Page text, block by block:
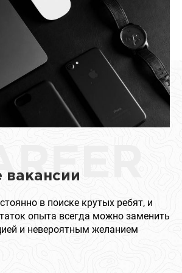
в поиске крутых ребят, и
опыта всегда можно заменить
и невероятным желанием